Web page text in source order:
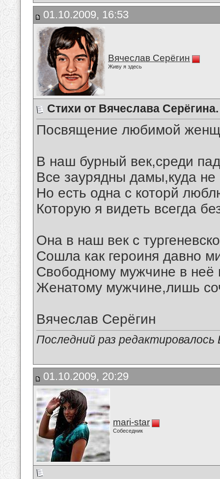
01.10.2009, 16:53
Вячеслав Серёгин
Живу я здесь
Стихи от Вячеслава Серёгина.
Посвящение любимой
В наш бурный век,среди
Все заурядны дамы,куда не
Но есть одна с которй
Которую я видеть всегда
Она в наш век с
Сошла как героиня давно
Свободному мужчине в неё
Женатому мужчине,лишь
Вячеслав Серёгин
Последний раз
01.10.2009, 20:29
mari-star
Собеседник